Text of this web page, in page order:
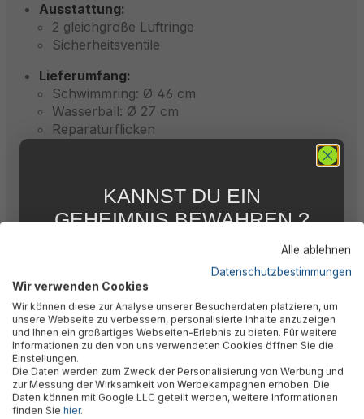
Ausstattung:
2 gleichgroße Luftringe
Sicherheitsventile
Lieferumfang:
Schwimmring: Ø 46 cm
Wasserball: Ø 27 cm
Reparaturflicken
Bewertungen
Technische Daten
Downloads
Alle ablehnen
Datenschutzbestimmungen
Wir verwenden Cookies
Wir können diese zur Analyse unserer Besucherdaten platzieren, um
unsere Webseite zu verbessern, personalisierte Inhalte anzuzeigen
und Ihnen ein großartiges Webseiten-Erlebnis zu bieten. Für weitere
Informationen zu den von uns verwendeten Cookies öffnen Sie die
Einstellungen.
Die Daten werden zum Zweck der Personalisierung von Werbung und
zur Messung der Wirksamkeit von Werbekampagnen erhoben. Die
Daten können mit Google LLC geteilt werden, weitere Informationen
finden Sie hier.
KANNST DU EIN
GEHEIMNIS BEWAHREN ?
FÜR DICH
Abonniere jetzt unseren kostenlosen
Newsletter, verpasse keine Neuigkeiten und
Aktionen mehr und sichere Dir 5 %
Willkommensrabatt auf nicht reduzierte Ware
bei Deiner ersten Bestellung !*
Email